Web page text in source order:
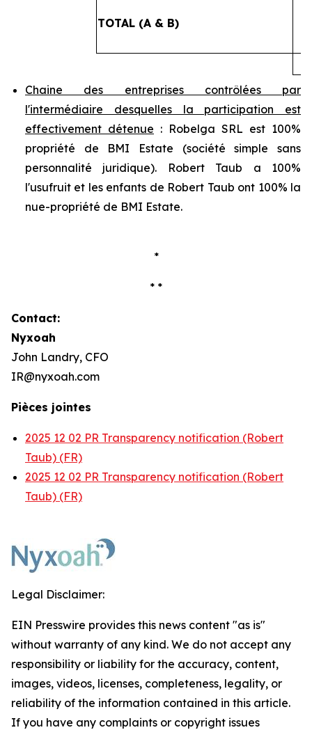
TOTAL (A & B)
Chaine des entreprises contrôlées par
l'intermédiaire desquelles la participation est
effectivement détenue : Robelga SRL est 100%
propriété de BMI Estate (société simple sans
personnalité juridique). Robert Taub a 100%
l'usufruit et les enfants de Robert Taub ont 100% la
nue-propriété de BMI Estate.
*
* *
Contact:
Nyxoah
John Landry, CFO
IR@nyxoah.com
Pièces jointes
2025 12 02 PR Transparency notification (Robert
Taub) (FR)
2025 12 02 PR Transparency notification (Robert
Taub) (FR)
Legal Disclaimer:
EIN Presswire provides this news content "as is"
without warranty of any kind. We do not accept any
responsibility or liability for the accuracy, content,
images, videos, licenses, completeness, legality, or
reliability of the information contained in this article.
If you have any complaints or copyright issues